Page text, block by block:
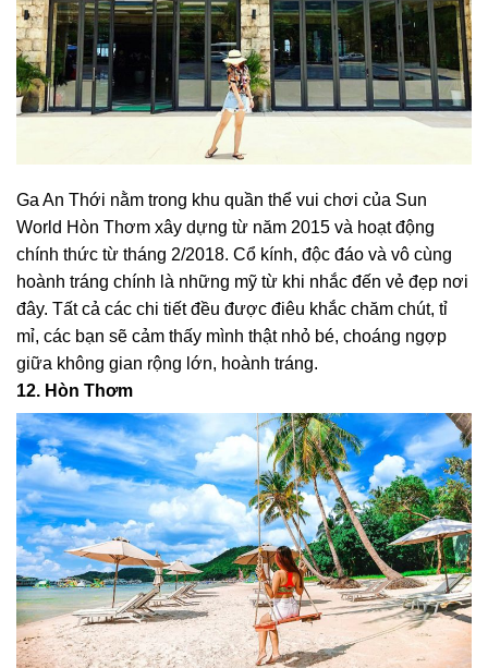
Ga An Thới nằm trong khu quần thể vui chơi của Sun
World Hòn Thơm xây dựng từ năm 2015 và hoạt động
chính thức từ tháng 2/2018. Cổ kính, độc đáo và vô cùng
hoành tráng chính là những mỹ từ khi nhắc đến vẻ đẹp nơi
đây. Tất cả các chi tiết đều được điêu khắc chăm chút, tỉ
mỉ, các bạn sẽ cảm thấy mình thật nhỏ bé, choáng ngợp
giữa không gian rộng lớn, hoành tráng.
12. Hòn Thơm